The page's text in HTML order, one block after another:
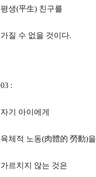
평생(平生) 친구를
가질 수 없을 것이다.
03 :
자기 아이에게
육체적 노동(肉體的 勞動)을
가르치지 않는 것은